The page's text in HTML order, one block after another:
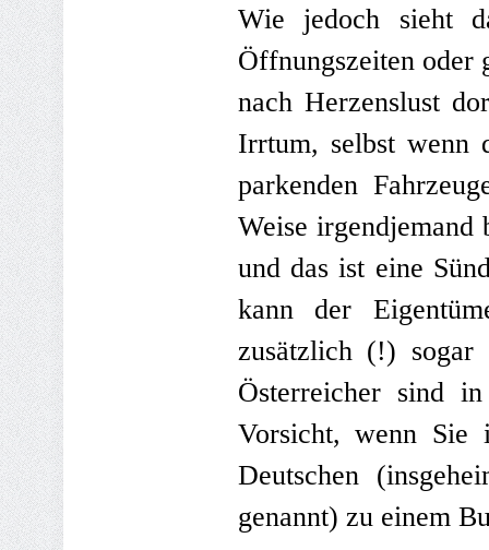
Wie jedoch sieht
Öffnungszeiten oder
nach Herzenslust
Irrtum, selbst wenn
parkenden
Weise irgendjemand
und das ist eine
kann der
zusätzlich (!) sogar
Österreicher sind
Vorsicht, wenn Sie
Deutschen
genannt) zu einem